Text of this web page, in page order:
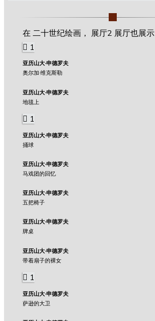
在 二十世纪绘画， 展厅2 展厅也展示
1
亚历山大·申德罗夫
奥尔加·维克斯勒
亚历山大·申德罗夫
地毯上
1
亚历山大·申德罗夫
捅球
亚历山大·申德罗夫
马戏团的回忆
亚历山大·申德罗夫
五把椅子
亚历山大·申德罗夫
牌桌
亚历山大·申德罗夫
带着扇子的裸女
1
亚历山大·申德罗夫
萨逊的大卫